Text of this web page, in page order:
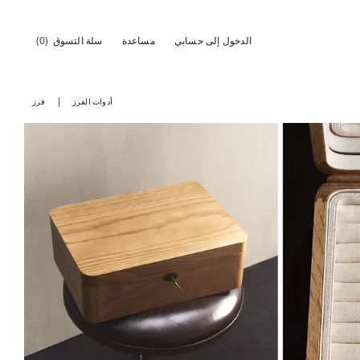
الدخول إلى حسابي مساعدة سلة التسوق (0)
أدوات الفرز فرز